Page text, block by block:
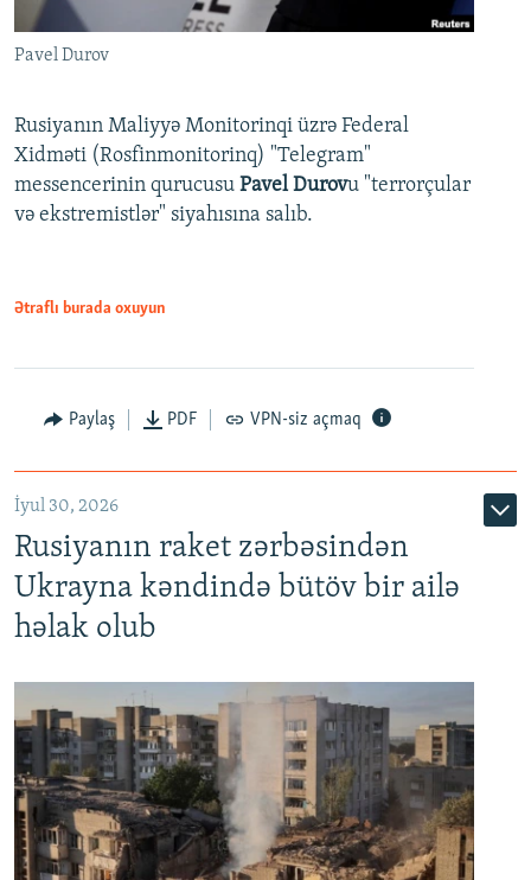
Pavel Durov
Rusiyanın Maliyyə Monitorinqi üzrə Federal
Xidməti (Rosfinmonitorinq) "Telegram"
messencerinin qurucusu Pavel Durovu "terrorçular
və ekstremistlər" siyahısına salıb.
Ətraflı burada oxuyun
Paylaş PDF VPN-siz açmaq
İyul 30, 2026
Rusiyanın raket zərbəsindən
Ukrayna kəndində bütöv bir ailə
həlak olub